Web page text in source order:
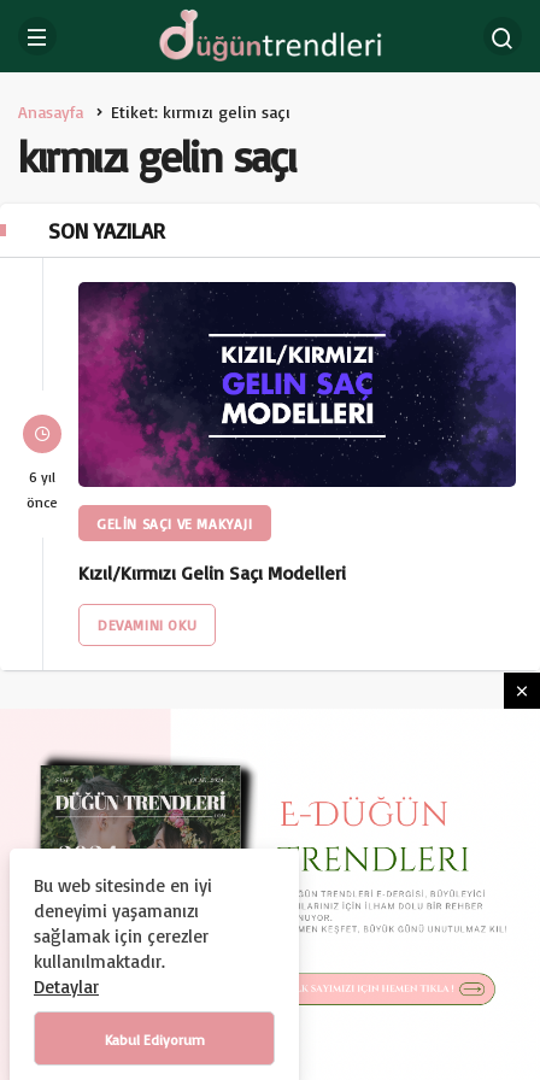
Anasayfa Etiket: kırmızı gelin saçı
kırmızı gelin saçı
SON YAZILAR
6 yıl
önce
GELIN SAÇI VE MAKYAJI
Kızıl/Kırmızı Gelin Saçı Modelleri
DEVAMINI OKU
HAKKIMIZDA
KULLANIM ŞARTLARI
GIZLILIK VE GÜVENLIK
KÜNYE İLETIŞIM
© Copyright 2024, Tüm Hakları Saklıdır
Duguntrendleri.com Bir Dtc Teknoloji ve Organizasyon A.Ş.
Bu web sitesinde en iyi
deneyimi yaşamanızı
sağlamak için çerezler
kullanılmaktadır.
Detaylar
Kabul Ediyorum